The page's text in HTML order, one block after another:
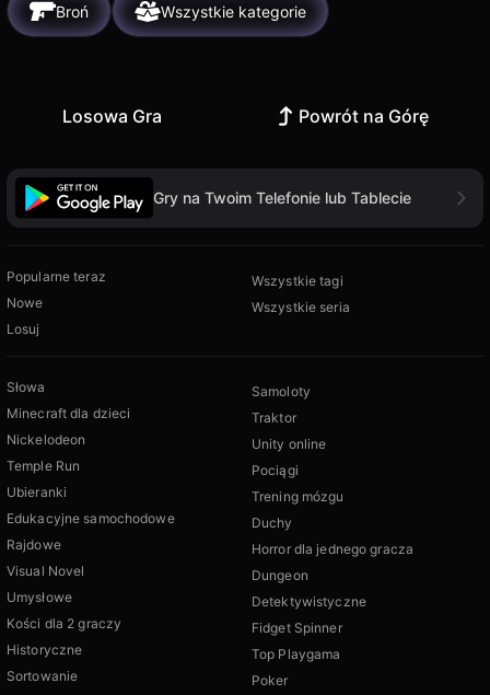
Broń Wszystkie kategorie
Losowa Gra Powrót na Górę
Gry na Twoim Telefonie lub Tablecie
Popularne teraz
Nowe
Losuj
Wszystkie tagi
Wszystkie seria
Słowa
Minecraft dla dzieci
Nickelodeon
Temple Run
Ubieranki
Edukacyjne samochodowe
Rajdowe
Visual Novel
Umysłowe
Kości dla 2 graczy
Historyczne
Sortowanie
Samoloty
Traktor
Unity online
Pociągi
Trening mózgu
Duchy
Horror dla jednego gracza
Dungeon
Detektywistyczne
Fidget Spinner
Top Playgama
Poker